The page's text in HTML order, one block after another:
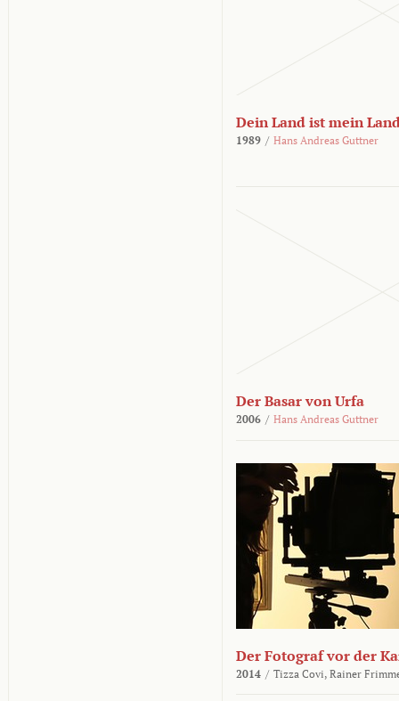
Dein Land ist mein
1989 / Hans Andreas Guttner
Der Basar von Urfa
2006 / Hans Andreas Guttner
Der Fotograf vor der
2014 / Tizza Covi, Rainer